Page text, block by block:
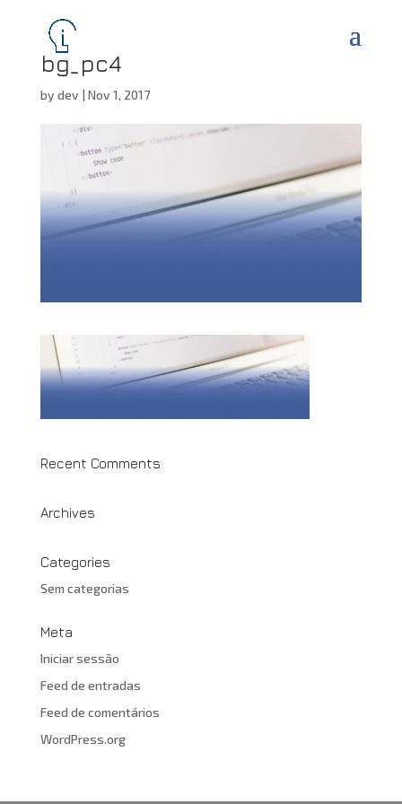
bg_pc4
by dev | Nov 1, 2017
Recent Comments
Archives
Categories
Sem categorias
Meta
Iniciar sessão
Feed de entradas
Feed de comentários
WordPress.org